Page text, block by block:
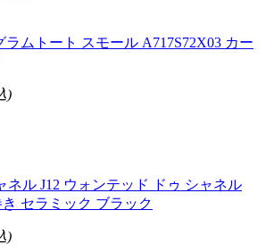
ラムトート スモール A717S72X03 カー
)
ネル J12 ウォンテッド ドゥ シャネル
セラミック ブラック
)